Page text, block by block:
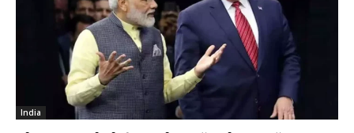
India